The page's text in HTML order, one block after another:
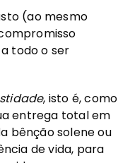
(ao mesmo
todo o ser
, isto é, como
entrega total em
bênção solene ou
de vida, para